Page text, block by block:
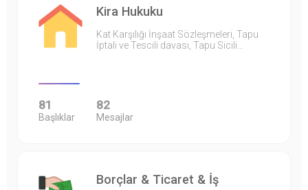
Kira Hukuku
Kat Karşılığı İnşaat Sözleşmeleri, Tapu
İptali ve Tescili davası, Tapu Sicili…
81
Başlıklar
82
Mesajlar
Borçlar & Ticaret & İş